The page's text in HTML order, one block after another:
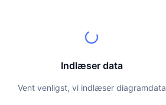
Indlæser data
Vent venligst, vi indlæser diagramdata